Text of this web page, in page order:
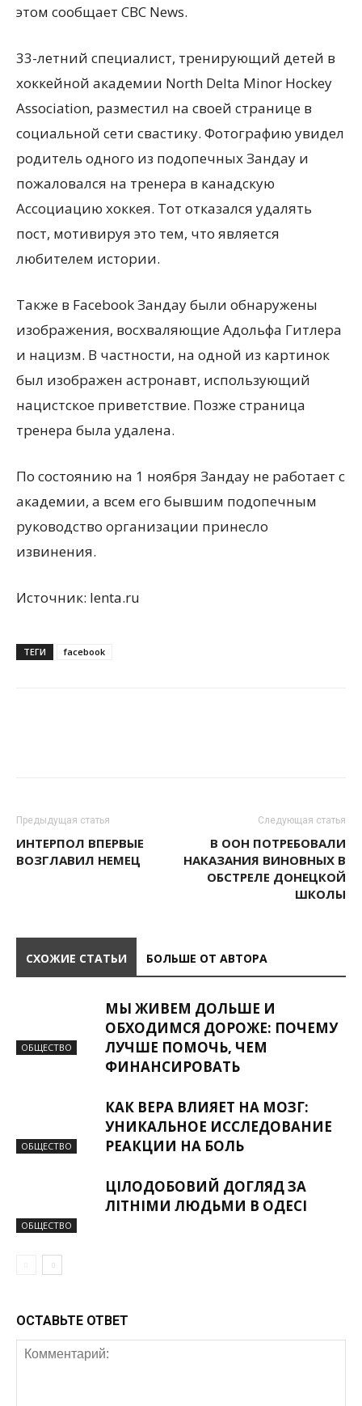
этом сообщает CBC News.
33-летний специалист, тренирующий детей в
хоккейной академии North Delta Minor Hockey
Association, разместил на своей странице в
социальной сети свастику. Фотографию увидел
родитель одного из подопечных Зандау и
пожаловался на тренера в канадскую
Ассоциацию хоккея. Тот отказался удалять
пост, мотивируя это тем, что является
любителем истории.
Также в Facebook Зандау были обнаружены
изображения, восхваляющие Адольфа Гитлера
и нацизм. В частности, на одной из картинок
был изображен астронавт, использующий
нацистское приветствие. Позже страница
тренера была удалена.
По состоянию на 1 ноября Зандау не работает с
академии, а всем его бывшим подопечным
руководство организации принесло
извинения.
Источник: lenta.ru
ТЕГИ facebook
Предыдущая статья
ИНТЕРПОЛ ВПЕРВЫЕ
ВОЗГЛАВИЛ НЕМЕЦ
Следующая статья
В ООН ПОТРЕБОВАЛИ
НАКАЗАНИЯ ВИНОВНЫХ В
ОБСТРЕЛЕ ДОНЕЦКОЙ
ШКОЛЫ
СХОЖИЕ СТАТЬИ БОЛЬШЕ ОТ АВТОРА
ОБЩЕСТВО
МЫ ЖИВЕМ ДОЛЬШЕ И
ОБХОДИМСЯ ДОРОЖЕ: ПОЧЕМУ
ЛУЧШЕ ПОМОЧЬ, ЧЕМ
ФИНАНСИРОВАТЬ
ОБЩЕСТВО
КАК ВЕРА ВЛИЯЕТ НА МОЗГ:
УНИКАЛЬНОЕ ИССЛЕДОВАНИЕ
РЕАКЦИИ НА БОЛЬ
ОБЩЕСТВО
ЦІЛОДОБОВИЙ ДОГЛЯД ЗА
ЛІТНІМИ ЛЮДЬМИ В ОДЕСІ
ОСТАВЬТЕ ОТВЕТ